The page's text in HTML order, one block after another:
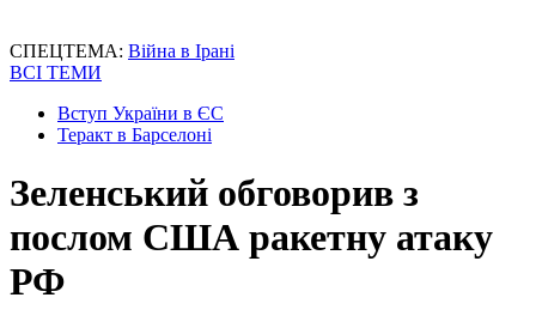
СПЕЦТЕМА: Війна в Ірані
ВСІ ТЕМИ
Вступ України в ЄС
Теракт в Барселоні
Зеленський обговорив з
послом США ракетну атаку
РФ